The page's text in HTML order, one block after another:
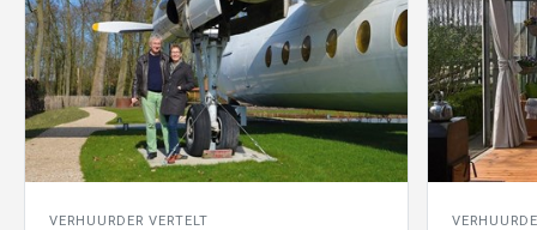
VERHUURDER VERTELT